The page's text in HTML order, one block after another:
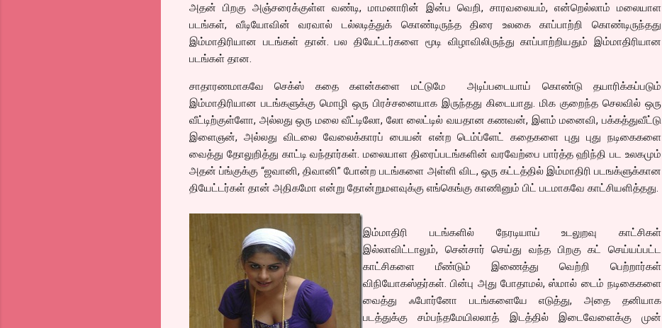
அதன் பிறகு அஞ்சரைக்குள்ள வண்டி, மாமனாரின் இன்ப வெறி, சாரவலையம், என்றெல்லாம் மலையாள
படங்கள், வீடியோவின் வரவால் டல்லடித்துக் கொண்டிருந்த திரை உலகை காப்பாற்றி கொண்டிருந்தது
இம்மாதிரியான படங்கள் தான். பல தியேட்டர்களை மூடி விழாவிலிருந்து காப்பாற்றியதும் இம்மாதிரியான
படங்கள் தான.
சாதாரணமாகவே செக்ஸ் கதை களன்களை மட்டுமே அடிப்படையாய் கொண்டு தயாரிக்கப்படும்
இம்மாதிரியான படங்களுக்கு மொழி ஒரு பிரச்சனையாக இருந்தது கிடையாது. மிக குறைந்த செலவில் ஒரு
வீட்டிற்குள்ளோ, அல்லது ஒரு மலை வீட்டிலோ, லோ லைட்டில் வயதான கணவன், இளம் மனைவி, பக்கத்துவீட்டு
இளைஞன், அல்லது விடலை வேலைக்காரப் பையன் என்ற டெம்ப்ளேட் கதைகளை புது புது நடிகைகளை
வைத்து தோலுறித்து காட்டி வந்தார்கள். மலையாள திரைப்படங்களின் வரவேற்பை பார்த்த ஹிந்தி பட உலகமும்
அதன் ப்ங்குக்கு “ஜவானி, திவானி” போன்ற படங்களை அள்ளி விட, ஒரு கட்டத்தில் இம்மாதிரி படஙக்ளுக்கான
தியேட்டர்கள் தான் அதிகமோ என்று தோன்றுமளவுக்கு எங்கெங்கு காணினும் பிட் படமாகவே காட்சியளித்தது.
இம்மாதிரி படங்களில் நேரடியாய் உடலுறவு காட்சிகள்
இல்லாவிட்டாலும், சென்சார் செய்து வந்த பிறகு கட் செய்யப்பட்ட
காட்சிகளை மீண்டும் இணைத்து வெற்றி பெற்றார்கள்
விநியோகஸ்தர்கள். பின்பு அது போதாமல், ஸ்மால் டைம் நடிகைகளை
வைத்து ஃபோர்னோ படங்களையே எடுத்து, அதை தனியாக
படத்துக்கு சம்பந்தமேயிலலாத் இடத்தில் இடைவேளைக்கு முன்